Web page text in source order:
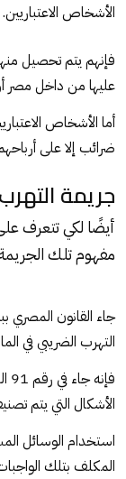
الأشخاص الاعتباريين.
فإنهم يتم تحصيل
عليها من داخل مصر
أما الأشخاص
ضرائب إلا على
جريمة
أيضًا لكي تتعرف
مفهوم تلك
جاء القانون المصري
التهرب الضريبي في المادة 133 من قانون
الأشكال التي يتم
استخدام الوسائل
المكلف بتلك